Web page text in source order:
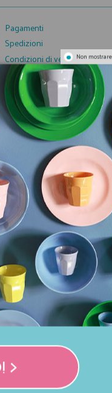
Pagamenti
Spedizioni
Condizioni di vendita
Non disponibile
media - banana
Non
>